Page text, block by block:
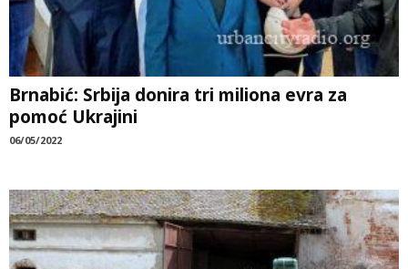
Brnabić: Srbija donira tri miliona evra za
pomoć Ukrajini
06/05/2022